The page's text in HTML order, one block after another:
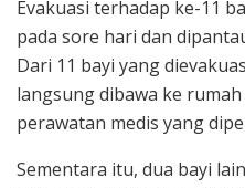
Evakuasi terhadap ke-11
pada sore hari dan
Dari 11 bayi yang
langsung dibawa ke
perawatan medis yang
Sementara itu, dua bayi